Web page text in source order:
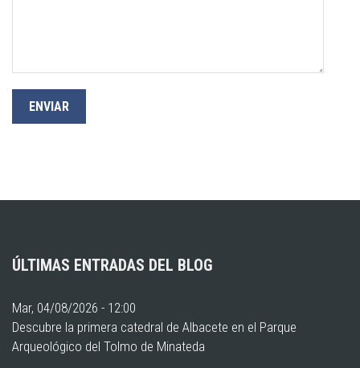
ÚLTIMAS ENTRADAS DEL BLOG
Mar, 04/08/2026 - 12:00
Descubre la primera catedral de Albacete en el Parque
Arqueológico del Tolmo de Minateda